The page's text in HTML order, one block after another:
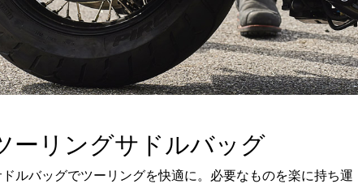
ーリングサドルバッグ
ドルバッグでツーリングを快適に。必要なものを楽に持ち運